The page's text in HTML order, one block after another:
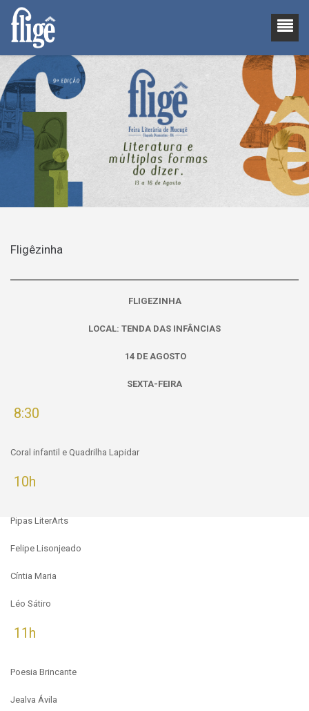
Fligêzinha
FLIGEZINHA
LOCAL: TENDA DAS INFÂNCIAS
14 DE AGOSTO
SEXTA-FEIRA
8:30
Coral infantil e Quadrilha Lapidar
10h
Pipas LiterArts
Felipe Lisonjeado
Cíntia Maria
Léo Sátiro
11h
Poesia Brincante
Jealva Ávila